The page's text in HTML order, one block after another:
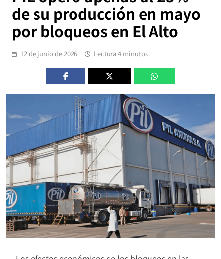
de su producción en mayo
por bloqueos en El Alto
12 de junio de 2026 Lectura 4 minutos